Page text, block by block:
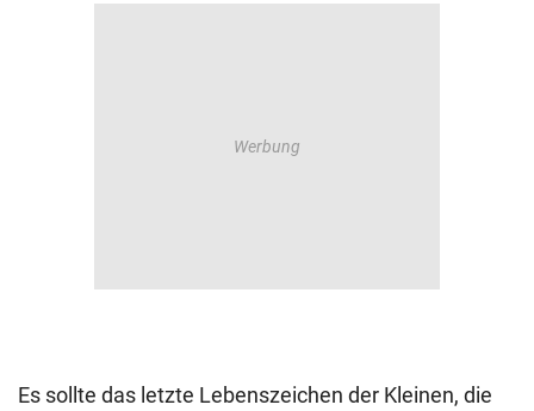
Es sollte das letzte Lebenszeichen der Kleinen, die